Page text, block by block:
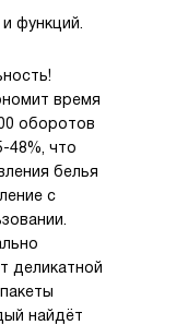
функций.
время
оборотов
48%, что
белья
с
деликатной
найдёт